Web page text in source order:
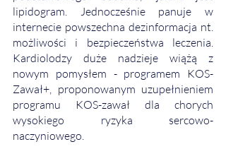
lipidogram. Jednocześnie panuje w
internecie powszechna dezinformacja nt.
możliwości i bezpieczeństwa leczenia.
Kardiolodzy duże nadzieje wiążą z
nowym pomysłem - programem KOS-
Zawał+, proponowanym uzupełnieniem
programu KOS-zawał dla chorych
wysokiego ryzyka sercowo-
naczyniowego.